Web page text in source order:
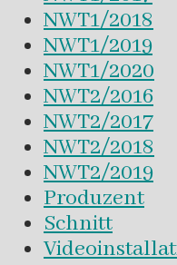
NWT1/2018
NWT1/2019
NWT1/2020
NWT2/2016
NWT2/2017
NWT2/2018
NWT2/2019
Produzent
Schnitt